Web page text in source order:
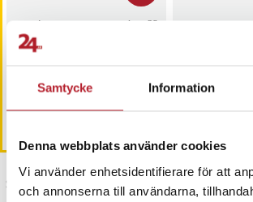
Samtycke Information
Denna webbplats använder cookies
Vi använder enhetsidentifierare för att
och annonserna till användarna,
Gaming musmatta med
RGB-belysning och
vintergatsdesign - 70x30
Nuvarande pris
149 krTidigare pris
149 kr
I lager, levereras inom 1-2 vardagar
Lazy Susan
snurrlåda för
Nuvarande pris
109 krTidigare
109 kr
I lager,
Senast besökta